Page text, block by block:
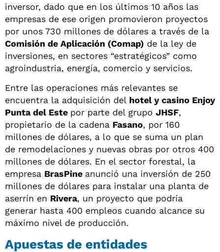
inversor, dado que en los últimos 10 años las
empresas de ese origen promovieron proyectos
por unos 730 millones de dólares a través de la
Comisión de Aplicación (Comap) de la ley de
inversiones, en sectores “estratégicos” como
agroindustria, energía, comercio y servicios.
Entre las operaciones más relevantes se
encuentra la adquisición del hotel y casino Enjoy
Punta del Este por parte del grupo JHSF,
propietario de la cadena Fasano, por 160
millones de dólares, a lo que se suma un plan
de remodelaciones y nuevas obras por otros 400
millones de dólares. En el sector forestal, la
empresa BrasPine anunció una inversión de 250
millones de dólares para instalar una planta de
aserrín en Rivera, un proyecto que podría
generar hasta 400 empleos cuando alcance su
máximo nivel de producción.
Apuestas de entidades